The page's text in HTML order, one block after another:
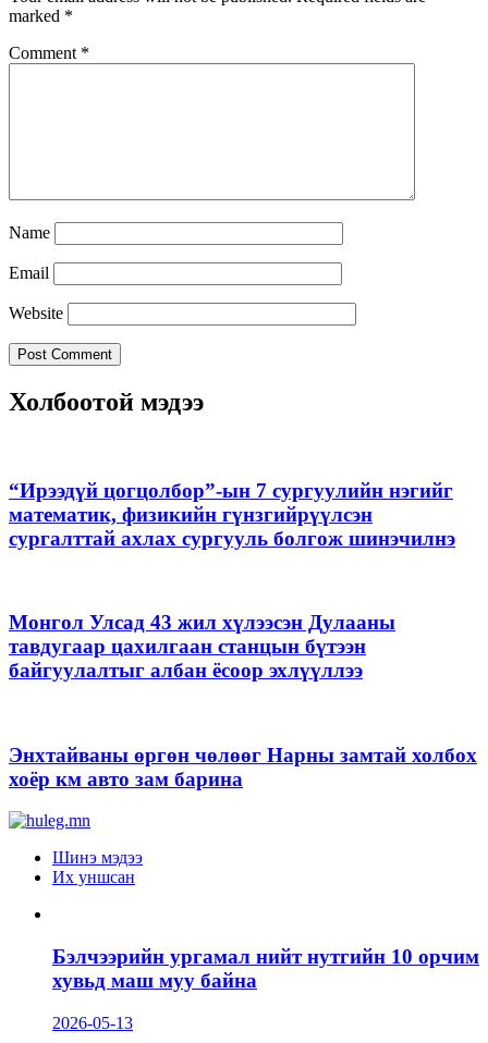
marked *
Comment *
Name
Email
Website
Холбоотой мэдээ
“Ирээдүй цогцолбор”-ын 7 сургуулийн нэгийг
математик, физикийн гүнзгийрүүлсэн
сургалттай ахлах сургууль болгож шинэчилнэ
Монгол Улсад 43 жил хүлээсэн Дулааны
тавдугаар цахилгаан станцын бүтээн
байгуулалтыг албан ёсоор эхлүүллээ
Энхтайваны өргөн чөлөөг Нарны замтай холбох
хоёр км авто зам барина
Шинэ мэдээ
Их уншсан
Бэлчээрийн ургамал нийт нутгийн 10 орчим
хувьд маш муу байна
2026-05-13